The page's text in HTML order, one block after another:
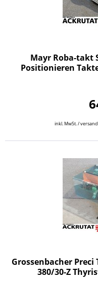
Mayr Roba-takt
Positionieren
inkl. MwSt. /
Grossenbacher Preci
380/30-Z